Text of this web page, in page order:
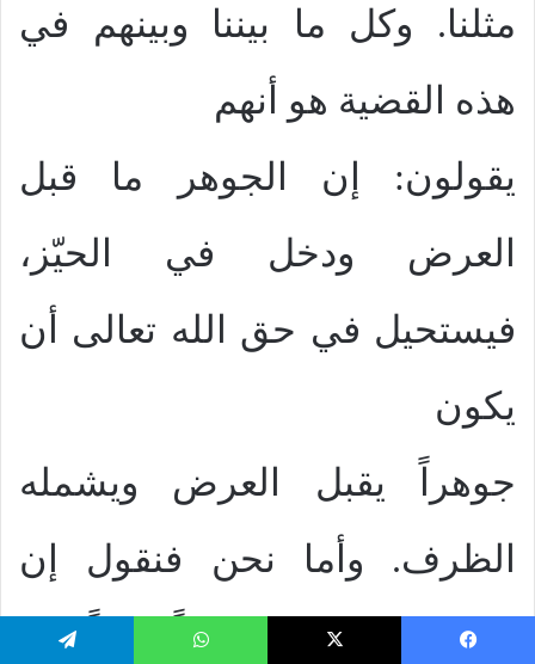
مثلنا. وكل ما بيننا وبينهم في
هذه القضية هو أنهم
يقولون: إن الجوهر ما قبل
العرض ودخل في الحيّز،
فيستحيل في حق الله تعالى أن
يكون
جوهراً يقبل العرض ويشمله
الظرف. وأما نحن فنقول إن
الجوهر ما كان موجوداً قائماً